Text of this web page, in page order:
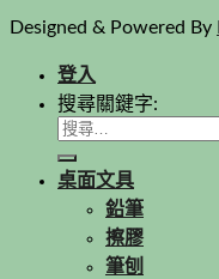
Designed & Powered By
登入
搜尋關鍵字:
桌面文具
鉛筆
擦膠
筆刨